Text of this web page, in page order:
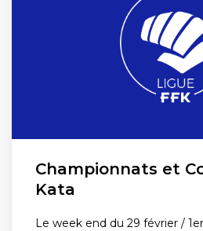
Championnats et
Kata
Le week end du 29 février /